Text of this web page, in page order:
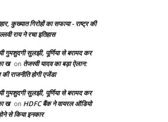
कुख्यात गिरोहों का सफाया - राष्ट्र की
राय ने रचा इतिहास
गुमशुदगी सुलझी, पूर्णिया से बरामद कर
ख on तेजस्वी यादव का बड़ा ऐलान:
राजनीति होगी एजेंडा
गुमशुदगी सुलझी, पूर्णिया से बरामद कर
ख on HDFC बैंक ने वायरल ऑडियो
से किया इनकार